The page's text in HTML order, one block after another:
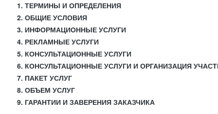
1. ТЕРМИНЫ И ОПРЕДЕЛЕНИЯ
2. ОБЩИЕ УСЛОВИЯ
3. ИНФОРМАЦИОННЫЕ УСЛУГИ
4. РЕКЛАМНЫЕ УСЛУГИ
5. КОНСУЛЬТАЦИОННЫЕ УСЛУГИ
6. КОНСУЛЬТАЦИОННЫЕ УСЛУГИ И ОРГАНИЗАЦИЯ
7. ПАКЕТ УСЛУГ
8. ОБЪЕМ УСЛУГ
9. ГАРАНТИИ И ЗАВЕРЕНИЯ ЗАКАЗЧИКА